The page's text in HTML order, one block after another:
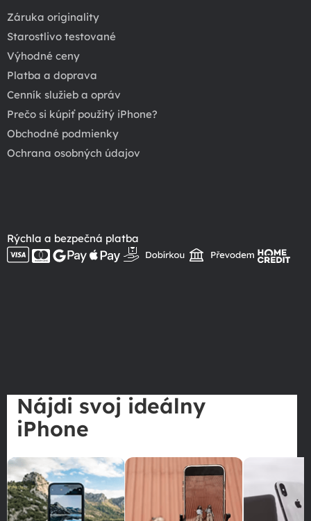
Záruka originality
Starostlivo testované
Výhodné ceny
Platba a doprava
Cenník služieb a opráv
Prečo si kúpiť použitý iPhone?
Obchodné podmienky
Ochrana osobných údajov
Rýchla a bezpečná platba
Nájdi svoj ideálny
iPhone